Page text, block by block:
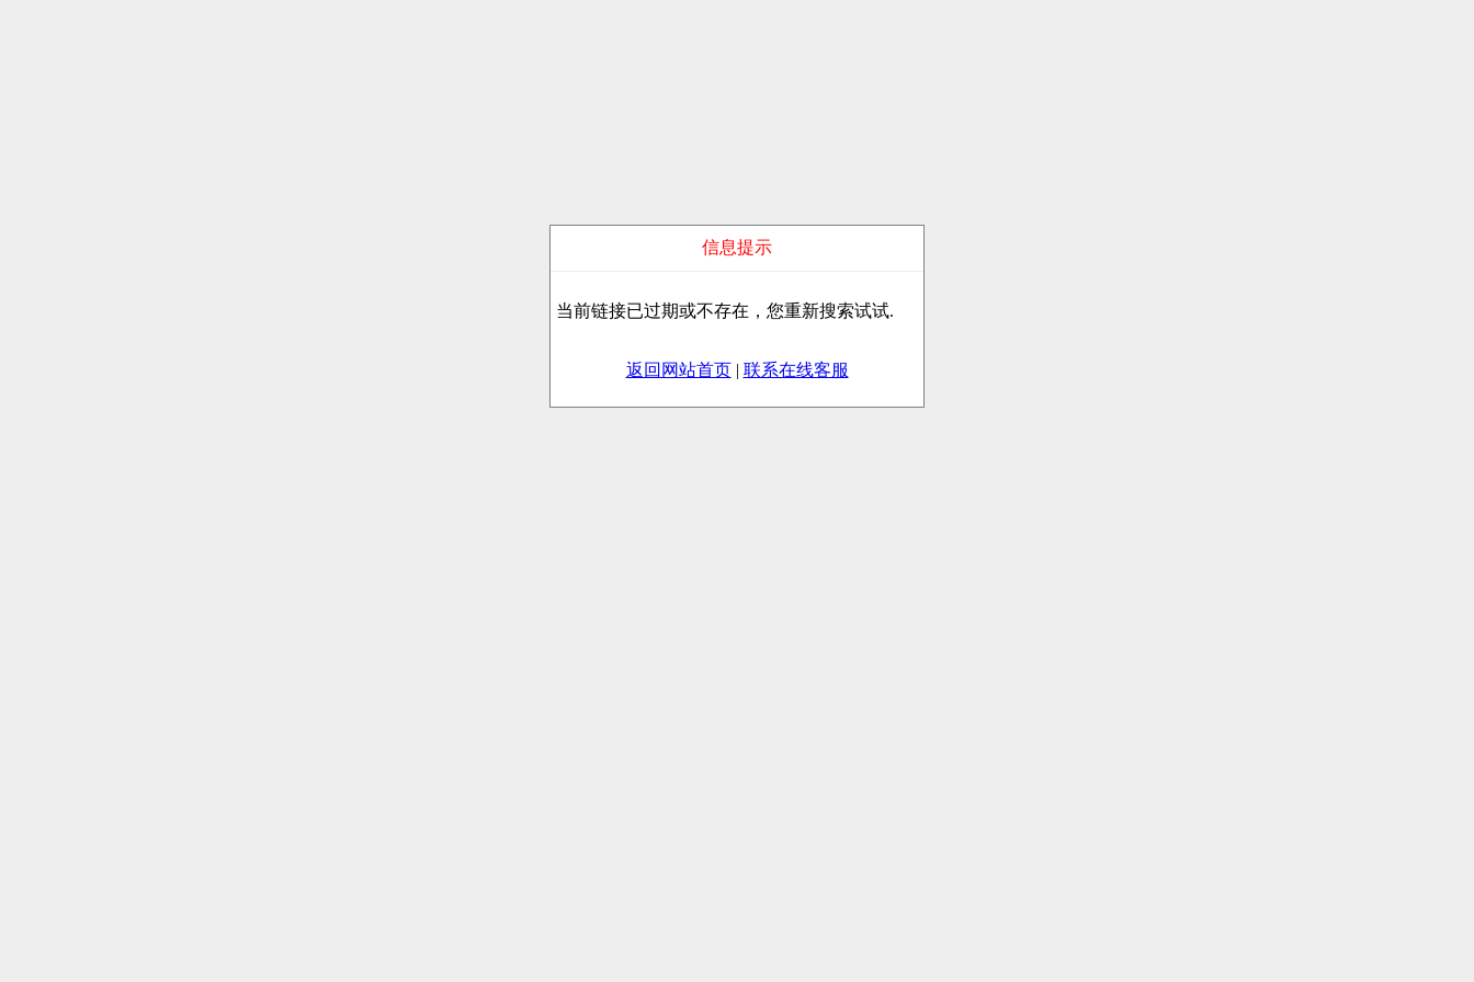
信息提示
当前链接已过期或不存在，您重新搜索试试.
返回网站首页| 联系在线客服